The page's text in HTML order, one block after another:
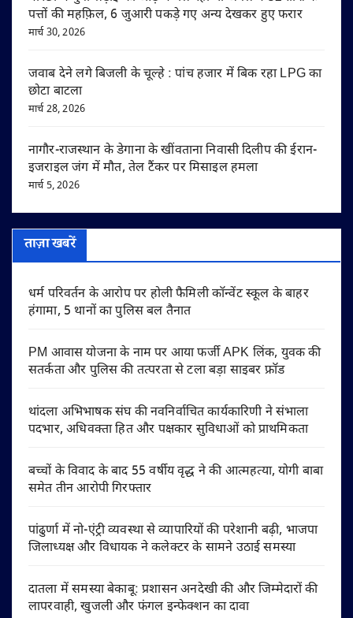
पत्तों की महफ़िल, 6 जुआरी पकड़े गए अन्य देखकर हुए फरार
मार्च 30, 2026
जवाब देने लगे बिजली के चूल्हे : पांच हजार में बिक रहा LPG का
छोटा बाटला
मार्च 28, 2026
नागौर-राजस्थान के डेगाना के खींवताना निवासी दिलीप की ईरान-
इजराइल जंग में मौत, तेल टैंकर पर मिसाइल हमला
मार्च 5, 2026
ताज़ा खबरें
धर्म परिवर्तन के आरोप पर होली फैमिली कॉन्वेंट स्कूल के बाहर
हंगामा, 5 थानों का पुलिस बल तैनात
PM आवास योजना के नाम पर आया फर्जी APK लिंक, युवक की
सतर्कता और पुलिस की तत्परता से टला बड़ा साइबर फ्रॉड
थांदला अभिभाषक संघ की नवनिर्वाचित कार्यकारिणी ने संभाला
पदभार, अधिवक्ता हित और पक्षकार सुविधाओं को प्राथमिकता
बच्चों के विवाद के बाद 55 वर्षीय वृद्ध ने की आत्महत्या, योगी बाबा
समेत तीन आरोपी गिरफ्तार
पांढुर्णा में नो-एंट्री व्यवस्था से व्यापारियों की परेशानी बढ़ी, भाजपा
जिलाध्यक्ष और विधायक ने कलेक्टर के सामने उठाई समस्या
दातला में समस्या बेकाबू: प्रशासन अनदेखी की और जिम्मेदारों की
लापरवाही, खुजली और फंगल इन्फेक्शन का दावा